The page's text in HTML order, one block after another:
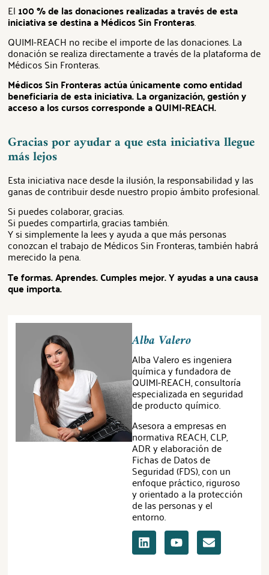
El 100 % de las donaciones realizadas a través de esta
iniciativa se destina a Médicos Sin Fronteras.
QUIMI-REACH no recibe el importe de las donaciones. La
donación se realiza directamente a través de la plataforma de
Médicos Sin Fronteras.
Médicos Sin Fronteras actúa únicamente como entidad
beneficiaria de esta iniciativa. La organización, gestión y
acceso a los cursos corresponde a QUIMI-REACH.
Gracias por ayudar a que esta iniciativa llegue
más lejos
Esta iniciativa nace desde la ilusión, la responsabilidad y las
ganas de contribuir desde nuestro propio ámbito profesional.
Si puedes colaborar, gracias.
Si puedes compartirla, gracias también.
Y si simplemente la lees y ayuda a que más personas
conozcan el trabajo de Médicos Sin Fronteras, también habrá
merecido la pena.
Te formas. Aprendes. Cumples mejor. Y ayudas a una causa
que importa.
Alba Valero
Alba Valero es ingeniera
química y fundadora de
QUIMI-REACH, consultoría
especializada en seguridad
de producto químico.
Asesora a empresas en
normativa REACH, CLP,
ADR y elaboración de
Fichas de Datos de
Seguridad (FDS), con un
enfoque práctico, riguroso
y orientado a la protección
de las personas y el
entorno.